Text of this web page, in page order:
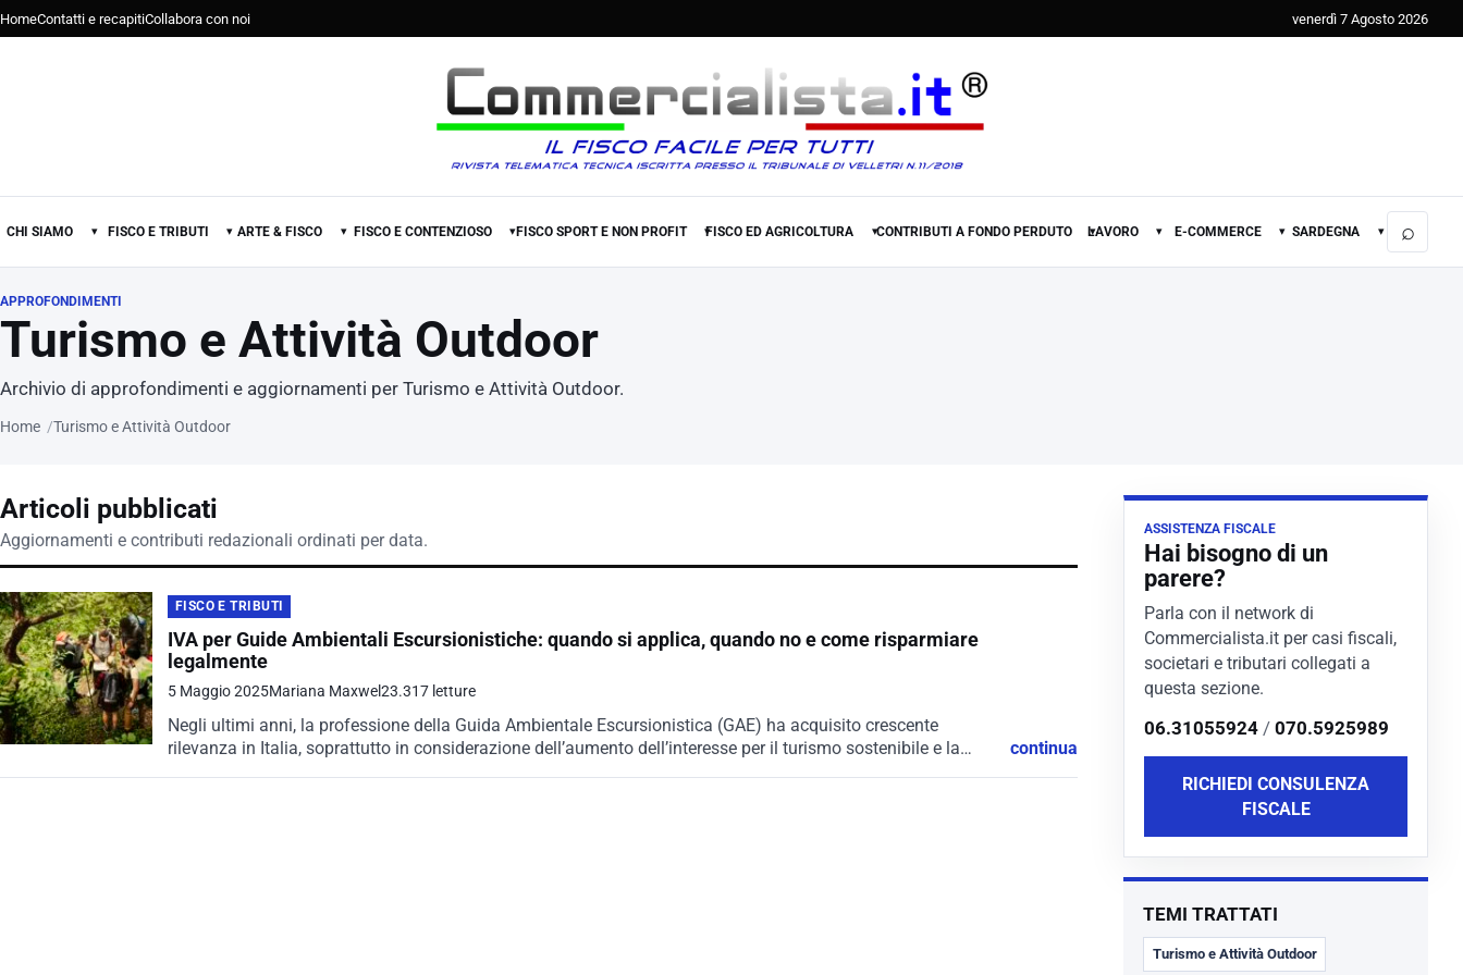
HomeContatti e recapitiCollabora con noi venerdì 7 Agosto 2026
CHI SIAMO ▾ FISCO E TRIBUTI ▾ ARTE & FISCO ▾ FISCO E CONTENZIOSO ▾FISCO SPORT E NON PROFIT ▾
FISCO ED AGRICOLTURA ▾CONTRIBUTI A FONDO PERDUTO ▾
LAVORO ▾ E-COMMERCE ▾ SARDEGNA ▾ ⌕
APPROFONDIMENTI
Turismo e Attività Outdoor
Archivio di approfondimenti e aggiornamenti per Turismo e Attività Outdoor.
Home Turismo e Attività Outdoor
Articoli pubblicati
Aggiornamenti e contributi redazionali ordinati per data.
FISCO E TRIBUTI
IVA per Guide Ambientali Escursionistiche: quando si applica, quando no e come risparmiare
legalmente
5 Maggio 2025Mariana Maxwel23.317 letture
Negli ultimi anni, la professione della Guida Ambientale Escursionistica (GAE) ha acquisito crescente
rilevanza in Italia, soprattutto in considerazione dell’aumento dell’interesse per il turismo sostenibile e la
continua
ASSISTENZA FISCALE
Hai bisogno di un
parere?
Parla con il network di
Commercialista.it per casi fiscali,
societari e tributari collegati a
questa sezione.
06.31055924 / 070.5925989
RICHIEDI CONSULENZA
FISCALE
TEMI TRATTATI
Turismo e Attività Outdoor